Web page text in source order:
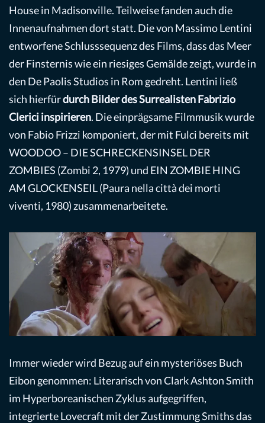
House in Madisonville. Teilweise fanden auch die
Innenaufnahmen dort statt. Die von Massimo Lentini
entworfene Schlusssequenz des Films, dass das Meer
der Finsternis wie ein riesiges Gemälde zeigt, wurde in
den De Paolis Studios in Rom gedreht. Lentini ließ
sich hierfürdurch Bilder des Surrealisten Fabrizio
Clerici inspirieren. Die einprägsame Filmmusik wurde
von Fabio Frizzi komponiert, der mit Fulci bereits mit
WOODOO – DIE SCHRECKENSINSEL DER
ZOMBIES (Zombi 2, 1979) und EIN ZOMBIE HING
AM GLOCKENSEIL (Paura nella città dei morti
viventi, 1980) zusammenarbeitete.
Immer wieder wird Bezug auf ein mysteriöses Buch
Eibon genommen: Literarisch von Clark Ashton Smith
im Hyperboreanischen Zyklus aufgegriffen,
integrierte Lovecraft mit der Zustimmung Smiths das